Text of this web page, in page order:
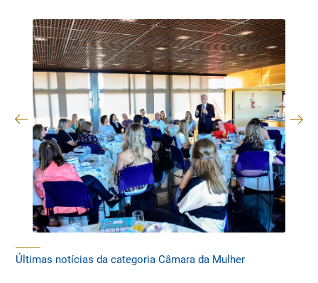
Últimas notícias da categoria Câmara da Mulher